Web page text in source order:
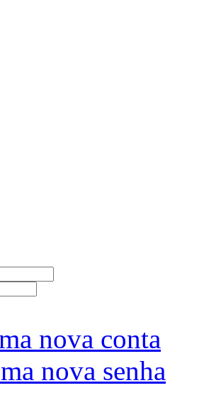
nova conta
nova senha